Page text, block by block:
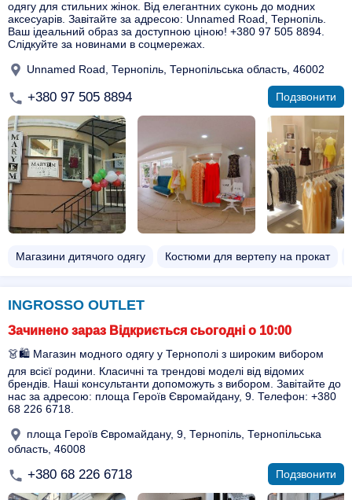
одягу для стильних жінок. Від елегантних суконь до модних
аксесуарів. Завітайте за адресою: Unnamed Road, Тернопіль.
Ваш ідеальний образ за доступною ціною! +380 97 505 8894.
Слідкуйте за новинами в соцмережах.
Unnamed Road, Тернопіль, Тернопільська область, 46002
+380 97 505 8894 Подзвонити
Магазини дитячого одягу Костюми для вертепу на прокат
INGROSSO OUTLET
Зачинено зараз Відкриється сьогодні о 10:00
👗🛍️ Магазин модного одягу у Тернополі з широким вибором
для всієї родини. Класичні та трендові моделі від відомих
брендів. Наші консультанти допоможуть з вибором. Завітайте до
нас за адресою: площа Героїв Євромайдану, 9. Телефон: +380
68 226 6718.
площа Героїв Євромайдану, 9, Тернопіль, Тернопільська
область, 46008
+380 68 226 6718 Подзвонити